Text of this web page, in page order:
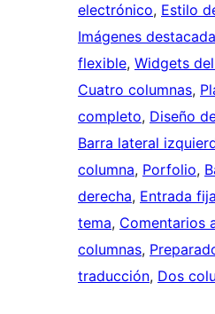
electrónico, Estilo
Imágenes
flexible, Widgets
Cuatro columnas,
completo, Diseño
Barra lateral
columna, Porfolio,
derecha, Entrada fija
tema, Comentarios
columnas,
traducción, Dos